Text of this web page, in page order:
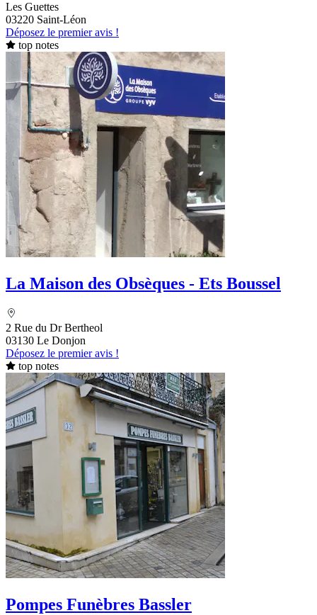
Les Guettes
03220 Saint-Léon
Déposez le premier avis !
top notes
La Maison des Obsèques - Ets Boussel
2 Rue du Dr Bertheol
03130 Le Donjon
Déposez le premier avis !
top notes
Pompes Funèbres Bassler